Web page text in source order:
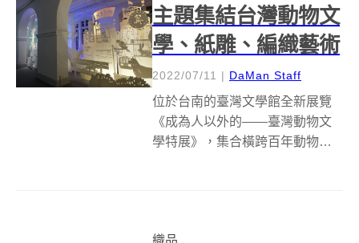
主題集結台灣動物文
學、紙雕、編織藝術
2022/07/11 | DaMan Staff
位於台南的臺灣文學館全新展覽
《成為人以外的——臺灣動物文
學特展》，集合橫跨百年動物文
織品